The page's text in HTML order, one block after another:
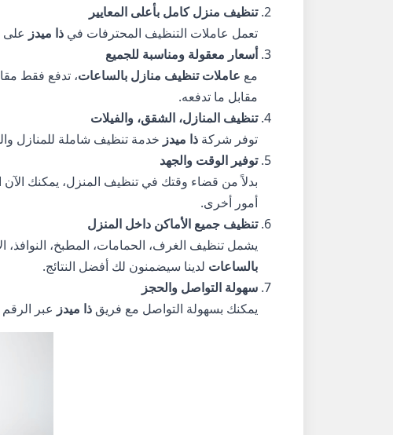
تنظيف منزل كامل بأعلى المعايير
تعمل عاملات التنظيف المحترفات في ذا ميدز على
أسعار معقولة ومناسبة للجميع
مع عاملات تنظيف منازل بالساعات، تدفع فقط
مقابل ما تدفعه.
تنظيف المنازل، الشقق، والفيلات
توفر شركة ذا ميدز خدمة تنظيف شاملة للمنازل
توفير الوقت والجهد
بدلاً من قضاء وقتك في تنظيف المنزل، يمكنك الآن
أمور أخرى.
تنظيف جميع الأماكن داخل المنزل
يشمل تنظيف الغرف، الحمامات، المطبخ، النوافذ،
بالساعات لدينا سيضمنون لك أفضل النتائج.
سهولة التواصل والحجز
يمكنك بسهولة التواصل مع فريق ذا ميدز عبر الرقم